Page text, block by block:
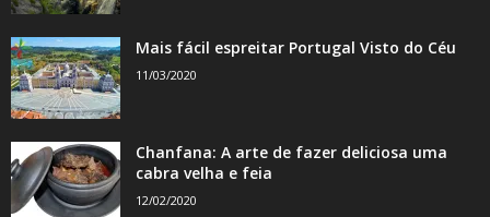
Mais fácil espreitar Portugal Visto do Céu
11/03/2020
Chanfana: A arte de fazer deliciosa uma
cabra velha e feia
12/02/2020